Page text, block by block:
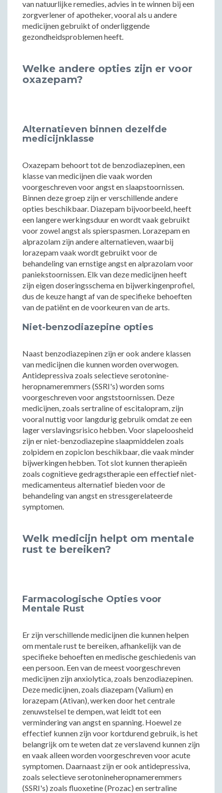
van natuurlijke remedies, advies in te winnen bij een
zorgverlener of apotheker, vooral als u andere
medicijnen gebruikt of onderliggende
gezondheidsproblemen heeft.
Welke andere opties zijn er voor
oxazepam?
Alternatieven binnen dezelfde
medicijnklasse
Oxazepam behoort tot de benzodiazepinen, een
klasse van medicijnen die vaak worden
voorgeschreven voor angst en slaapstoornissen.
Binnen deze groep zijn er verschillende andere
opties beschikbaar. Diazepam bijvoorbeeld, heeft
een langere werkingsduur en wordt vaak gebruikt
voor zowel angst als spierspasmen. Lorazepam en
alprazolam zijn andere alternatieven, waarbij
lorazepam vaak wordt gebruikt voor de
behandeling van ernstige angst en alprazolam voor
paniekstoornissen. Elk van deze medicijnen heeft
zijn eigen doseringsschema en bijwerkingenprofiel,
dus de keuze hangt af van de specifieke behoeften
van de patiënt en de voorkeuren van de arts.
Niet-benzodiazepine opties
Naast benzodiazepinen zijn er ook andere klassen
van medicijnen die kunnen worden overwogen.
Antidepressiva zoals selectieve serotonine-
heropnameremmers (SSRI's) worden soms
voorgeschreven voor angststoornissen. Deze
medicijnen, zoals sertraline of escitalopram, zijn
vooral nuttig voor langdurig gebruik omdat ze een
lager verslavingsrisico hebben. Voor slapeloosheid
zijn er niet-benzodiazepine slaapmiddelen zoals
zolpidem en zopiclon beschikbaar, die vaak minder
bijwerkingen hebben. Tot slot kunnen therapieën
zoals cognitieve gedragstherapie een effectief niet-
medicamenteus alternatief bieden voor de
behandeling van angst en stressgerelateerde
symptomen.
Welk medicijn helpt om mentale
rust te bereiken?
Farmacologische Opties voor
Mentale Rust
Er zijn verschillende medicijnen die kunnen helpen
om mentale rust te bereiken, afhankelijk van de
specifieke behoeften en medische geschiedenis van
een persoon. Een van de meest voorgeschreven
medicijnen zijn anxiolytica, zoals benzodiazepinen.
Deze medicijnen, zoals diazepam (Valium) en
lorazepam (Ativan), werken door het centrale
zenuwstelsel te dempen, wat leidt tot een
vermindering van angst en spanning. Hoewel ze
effectief kunnen zijn voor kortdurend gebruik, is het
belangrijk om te weten dat ze verslavend kunnen zijn
en vaak alleen worden voorgeschreven voor acute
symptomen. Daarnaast zijn er ook antidepressiva,
zoals selectieve serotonineheropnameremmers
(SSRI's) zoals fluoxetine (Prozac) en sertraline